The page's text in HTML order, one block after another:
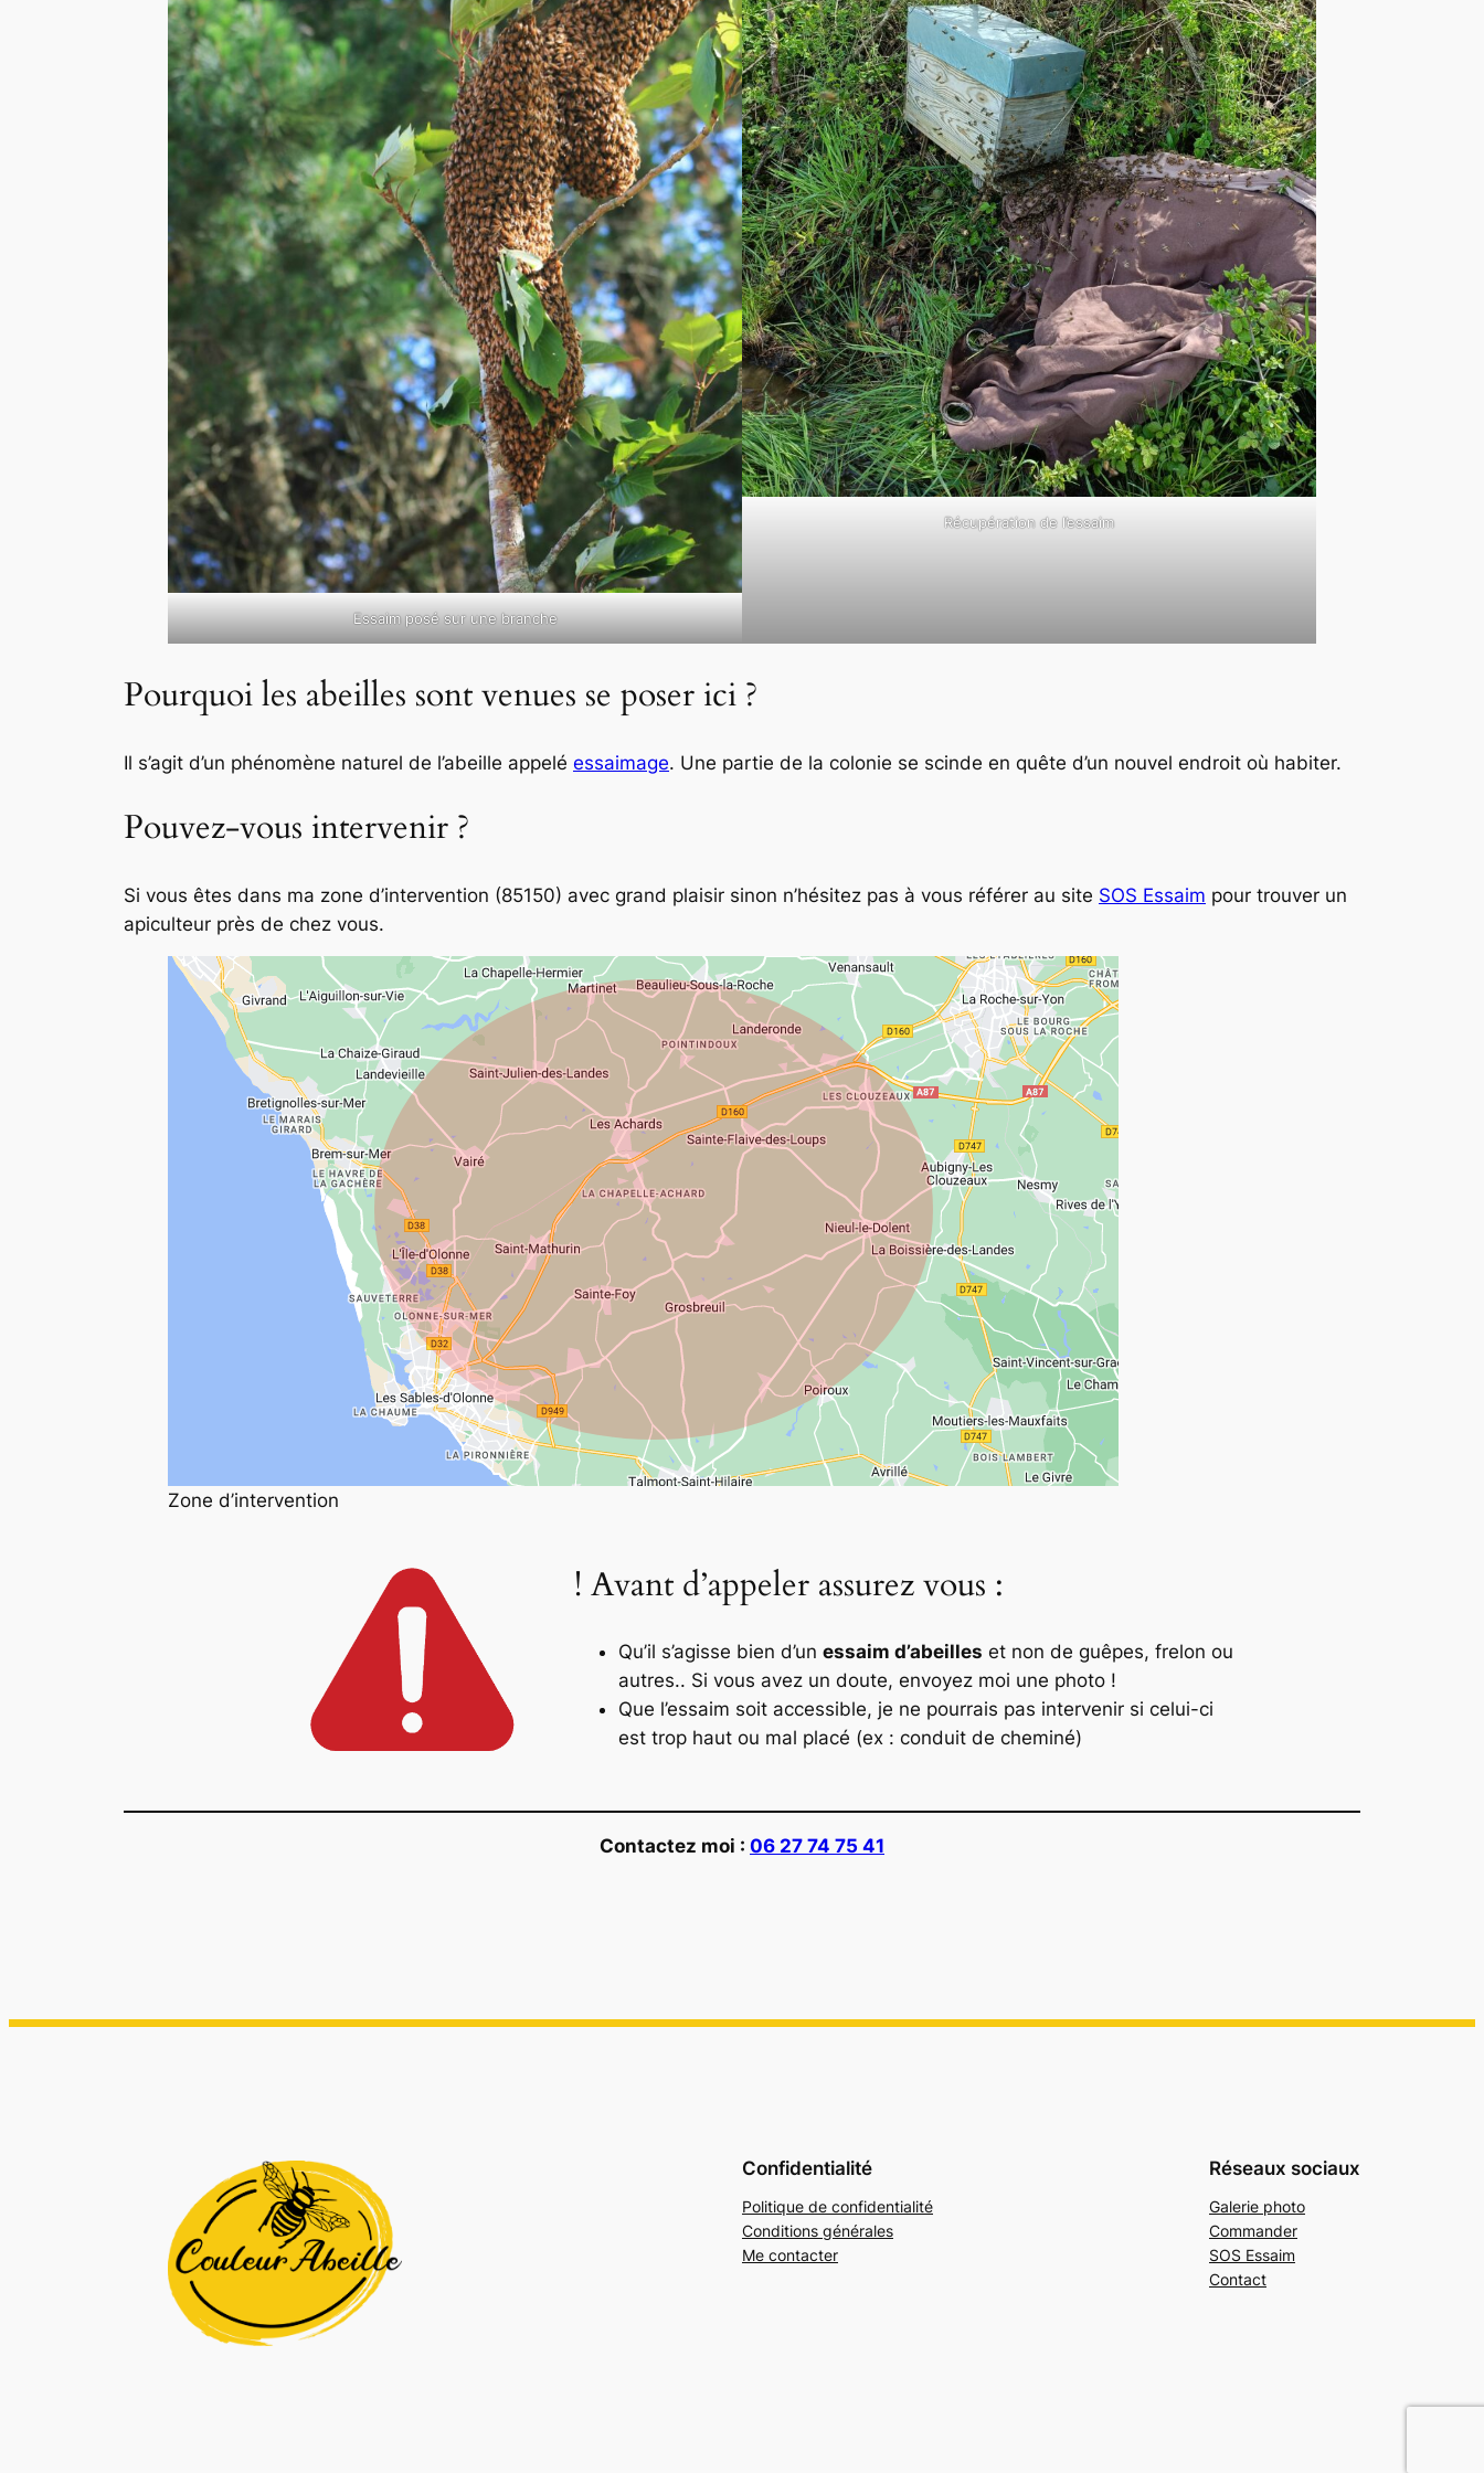
Essaim posé sur une branche
Récupération de l’essaim
Pourquoi les abeilles sont venues se poser ici ?
Il s’agit d’un phénomène naturel de l’abeille appelé essaimage. Une partie de la colonie se scinde en quête d’un nouvel endroit où habiter.
Pouvez-vous intervenir ?
Si vous êtes dans ma zone d’intervention (85150) avec grand plaisir sinon n’hésitez pas à vous référer au site SOS Essaim pour trouver un
apiculteur près de chez vous.
Zone d’intervention
! Avant d’appeler assurez vous :
Qu’il s’agisse bien d’un essaim d’abeilles et non de guêpes, frelon ou
autres.. Si vous avez un doute, envoyez moi une photo !
Que l’essaim soit accessible, je ne pourrais pas intervenir si celui-ci
est trop haut ou mal placé (ex : conduit de cheminé)
Contactez moi : 06 27 74 75 41
Confidentialité
Politique de confidentialité
Conditions générales
Me contacter
Réseaux sociaux
Galerie photo
Commander
SOS Essaim
Contact